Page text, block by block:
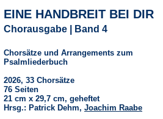
EINE HANDBREIT BEI DIR
Chorausgabe | Band 4
Chorsätze und Arrangements zum
Psalmliederbuch
2026, 33 Chorsätze
76 Seiten
21 cm x 29,7 cm, geheftet
Hrsg.: Patrick Dehm, Joachim Raabe